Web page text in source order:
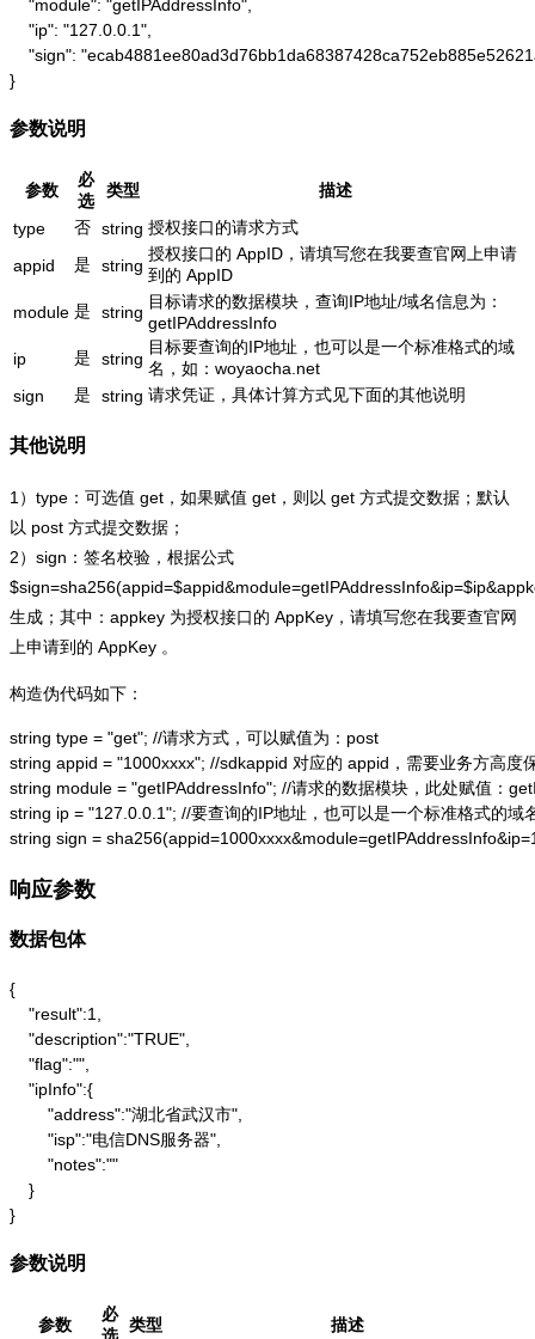
    "module": "getIPAddressInfo",
    "ip": "127.0.0.1",
"sign":
}
参数说明
参数
必
选
类型
描述
type
否 string 授权接口的请求方式
appid
是 string
授权接口的 AppID，请填写您在我要查官网上申请
到的 AppID
module 是 string
目标请求的数据模块，查询IP地址/域名信息为：
getIPAddressInfo
ip
是 string
目标要查询的IP地址，也可以是一个标准格式的域
名，如：woyaocha.net
sign
是 string 请求凭证，具体计算方式见下面的其他说明
其他说明
1）type：可选值 get，如果赋值 get，则以 get 方式提交数据；默认
以 post 方式提交数据；
2）sign：签名校验，根据公式
生成；其中：appkey 为授权接口的 AppKey，请填写您在我要查官网
上申请到的 AppKey 。
构造伪代码如下：
string type = "get"; //请求方式，可以赋值为：post
string appid = "1000xxxx"; //sdkappid 对应的 appid，需要业务方高度
string module = "getIPAddressInfo"; //请求的数据模块，此处赋值：
string ip = "127.0.0.1"; //要查询的IP地址，也可以是一个标准格式的域
string sign =
响应参数
数据包体
{
    "result":1,
    "description":"TRUE",
    "flag":"",
    "ipInfo":{
        "address":"湖北省武汉市",
        "isp":"电信DNS服务器",
        "notes":""
    }
}
参数说明
参数
必
类型 描述